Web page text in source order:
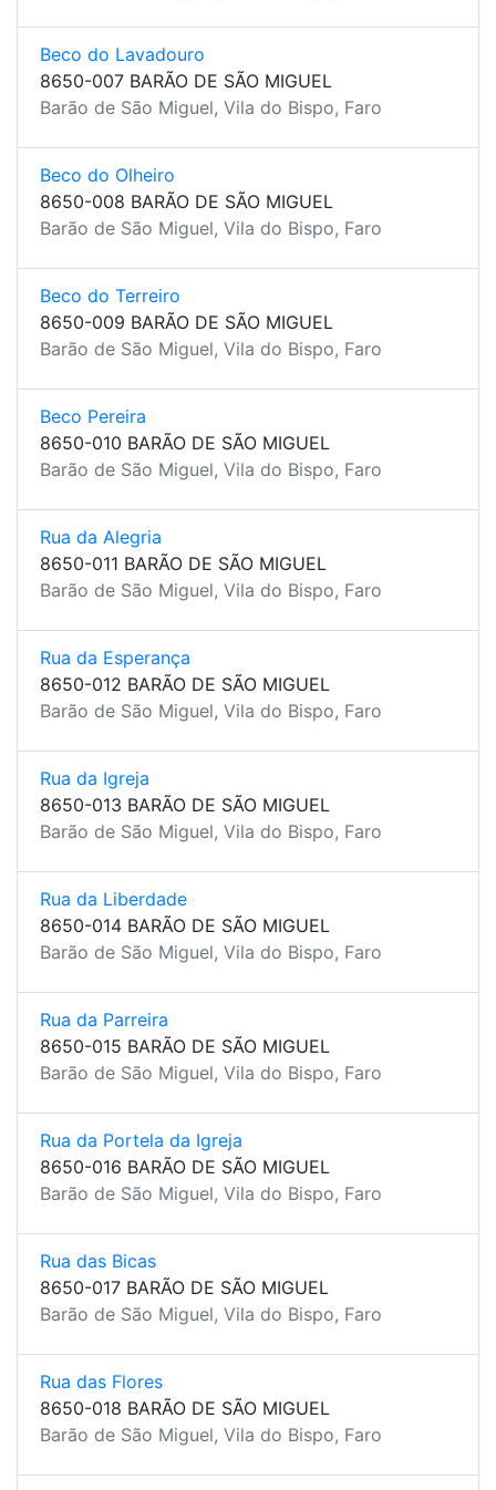
Beco do Lavadouro
8650-007 BARÃO DE SÃO MIGUEL
Barão de São Miguel, Vila do Bispo, Faro
Beco do Olheiro
8650-008 BARÃO DE SÃO MIGUEL
Barão de São Miguel, Vila do Bispo, Faro
Beco do Terreiro
8650-009 BARÃO DE SÃO MIGUEL
Barão de São Miguel, Vila do Bispo, Faro
Beco Pereira
8650-010 BARÃO DE SÃO MIGUEL
Barão de São Miguel, Vila do Bispo, Faro
Rua da Alegria
8650-011 BARÃO DE SÃO MIGUEL
Barão de São Miguel, Vila do Bispo, Faro
Rua da Esperança
8650-012 BARÃO DE SÃO MIGUEL
Barão de São Miguel, Vila do Bispo, Faro
Rua da Igreja
8650-013 BARÃO DE SÃO MIGUEL
Barão de São Miguel, Vila do Bispo, Faro
Rua da Liberdade
8650-014 BARÃO DE SÃO MIGUEL
Barão de São Miguel, Vila do Bispo, Faro
Rua da Parreira
8650-015 BARÃO DE SÃO MIGUEL
Barão de São Miguel, Vila do Bispo, Faro
Rua da Portela da Igreja
8650-016 BARÃO DE SÃO MIGUEL
Barão de São Miguel, Vila do Bispo, Faro
Rua das Bicas
8650-017 BARÃO DE SÃO MIGUEL
Barão de São Miguel, Vila do Bispo, Faro
Rua das Flores
8650-018 BARÃO DE SÃO MIGUEL
Barão de São Miguel, Vila do Bispo, Faro